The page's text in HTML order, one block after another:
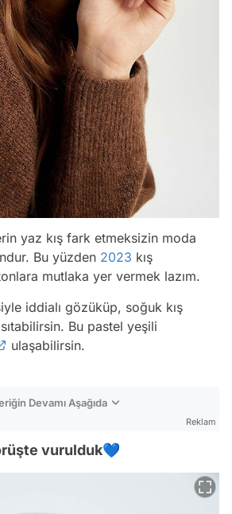
yaz kış fark etmeksizin moda
Bu yüzden 2023 kış
mutlaka yer vermek lazım.
iddialı gözüküp, soğuk kış
Bu pastel yeşili
ulaşabilirsin.
Devamı Aşağıda
Reklam
vurulduk💙